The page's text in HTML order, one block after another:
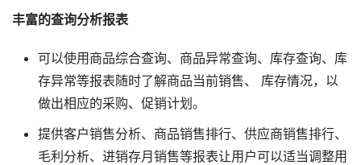
丰富的查询分析报表
可以使用商品综合查询、商品异常查询、库存查询、库
存异常等报表随时了解商品当前销售、 库存情况，以
做出相应的采购、促销计划。
提供客户销售分析、商品销售排行、供应商销售排行、
毛利分析、进销存月销售等报表让用户可以适当调整用